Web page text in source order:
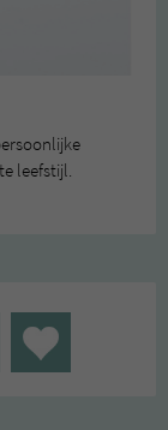
leefstijl.